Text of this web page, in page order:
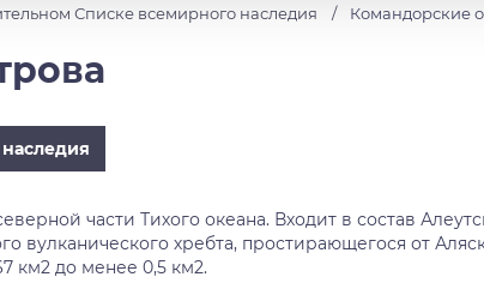
Списке всемирного наследия Командорские
части Тихого океана. Входит в состав
вулканического хребта, простирающегося от
км2 до менее 0,5 км2.